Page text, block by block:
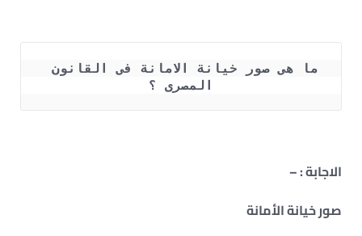
المصرى ؟
الاجابة : –
صور خيانة الأمانة